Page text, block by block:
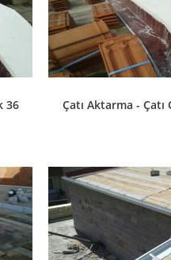
36 Çatı Aktarma - Çatı